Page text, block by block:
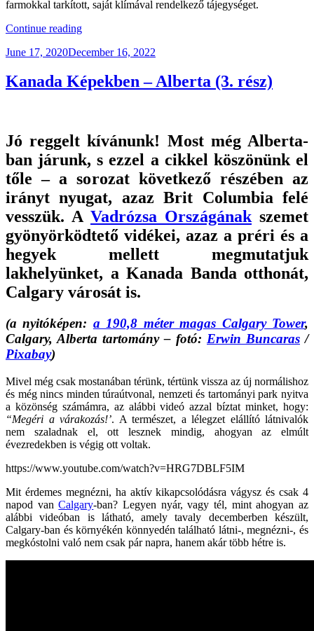
farmokkal tarkított, saját klímával rendelkező tájegységet.
Continue reading“Kanada
–
Columbia”
Posted
June 17, 2020December 16, 2022
Kanada Képekben – Alberta (3. rész)
Jó reggelt kívánunk! Most még Alberta-
ban járunk, s ezzel a cikkel köszönünk el
tőle – a sorozat következő részében az
irányt nyugat, azaz Brit Columbia felé
vesszük. A Vadrózsa Országánakszemet
gyönyörködtető vidékei, azaz a préri és a
hegyek mellett megmutatjuk
lakhelyünket, a Kanada Banda otthonát,
Calgary városát is.
(a nyitóképen: a 190,8 méter magas Calgary Tower,
Calgary, Alberta tartomány – fotó: Erwin Buncaras /
Pixabay)
Mivel még csak mostanában térünk, tértünk vissza az új normálishoz
és még nincs minden túraútvonal, nemzeti és tartományi park nyitva
a közönség számámra, az alábbi videó azzal bíztat minket, hogy:
“Megéri a várakozás!’. A természet, a lélegzet elállító látnivalók
nem szaladnak el, ott lesznek mindig, ahogyan az elmúlt
évezredekben is végig ott voltak.
https://www.youtube.com/watch?v=HRG7DBLF5IM
Mit érdemes megnézni, ha aktív kikapcsolódásra vágysz és csak 4
napod vanCalgary-ban? Legyen nyár, vagy tél, mint ahogyan az
alábbi videóban is látható, amely tavaly decemberben készült,
Calgary-ban és környékén könnyedén található látni-, megnézni-, és
megkóstolni való nem csak pár napra, hanem akár több hétre is.